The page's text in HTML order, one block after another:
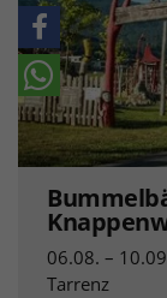
06.08. –
Tarrenz